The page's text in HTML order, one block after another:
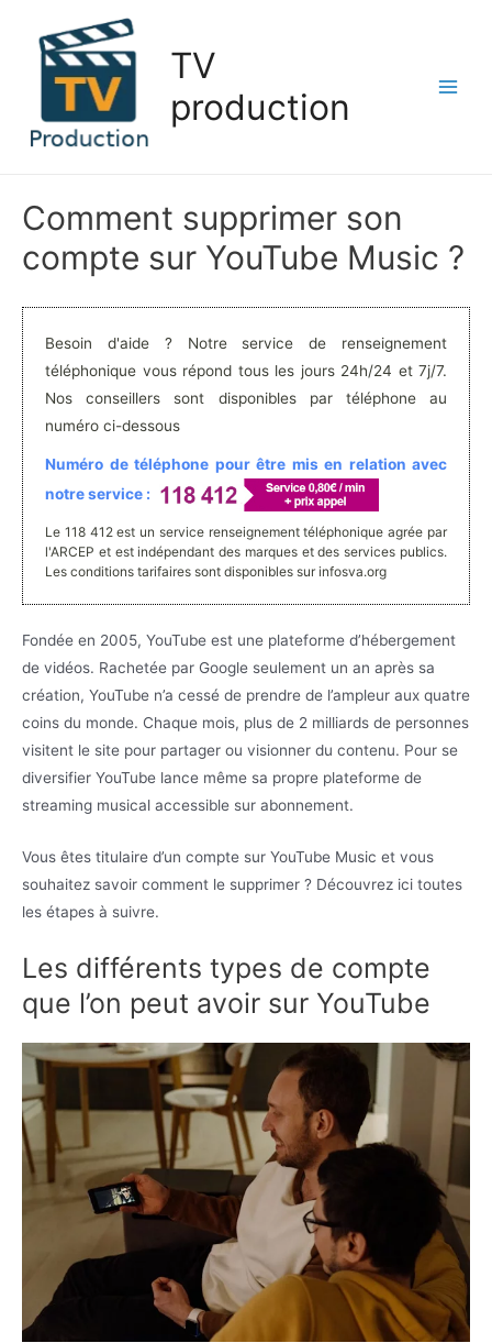
contenu
TV
production
Comment supprimer son
compte sur YouTube Music ?
Besoin d'aide ? Notre service de renseignement
téléphonique vous répond tous les jours 24h/24 et 7j/7.
Nos conseillers sont disponibles par téléphone au
numéro ci-dessous
Numéro de téléphone pour être mis en relation avec
notre service :
Le 118 412 est un service renseignement téléphonique agrée par
l'ARCEP et est indépendant des marques et des services publics.
Les conditions tarifaires sont disponibles sur infosva.org
Fondée en 2005, YouTube est une plateforme d’hébergement
de vidéos. Rachetée par Google seulement un an après sa
création, YouTube n’a cessé de prendre de l’ampleur aux quatre
coins du monde. Chaque mois, plus de 2 milliards de personnes
visitent le site pour partager ou visionner du contenu. Pour se
diversifier YouTube lance même sa propre plateforme de
streaming musical accessible sur abonnement.
Vous êtes titulaire d’un compte sur YouTube Music et vous
souhaitez savoir comment le supprimer ? Découvrez ici toutes
les étapes à suivre.
Les différents types de compte
que l’on peut avoir sur YouTube